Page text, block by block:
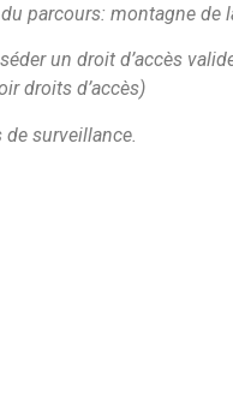
parcours: montagne de
un droit d’accès
droits d’accès)
surveillance.